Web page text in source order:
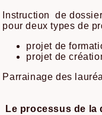
Instruction de
pour deux types de
projet de
projet de
Parrainage des
Le processus de la